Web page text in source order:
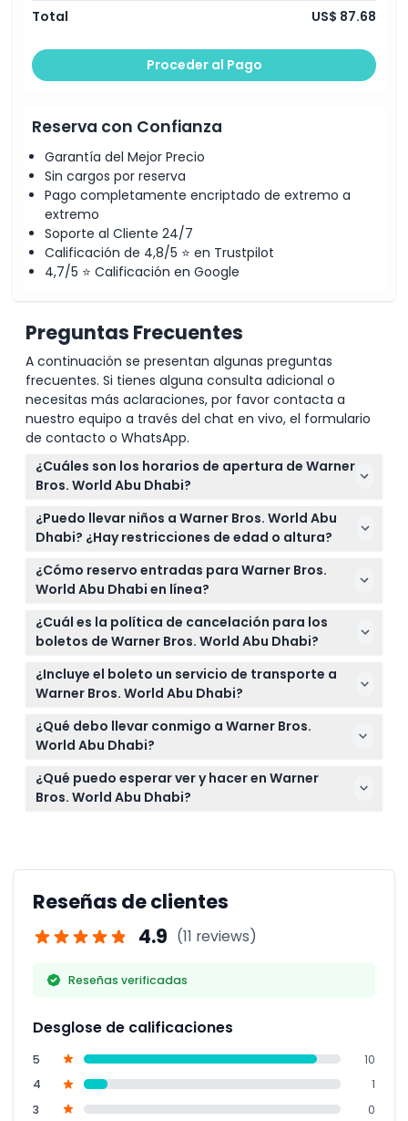
Total
US$ 87.68
Proceder al Pago
Reserva con Confianza
Garantía del Mejor Precio
Sin cargos por reserva
Pago completamente encriptado de extremo a
extremo
Soporte al Cliente 24/7
Calificación de 4,8/5 ⭐ en Trustpilot
4,7/5 ⭐ Calificación en Google
Preguntas Frecuentes
A continuación se presentan algunas preguntas
frecuentes. Si tienes alguna consulta adicional o
necesitas más aclaraciones, por favor contacta a
nuestro equipo a través del chat en vivo, el formulario
de contacto o WhatsApp.
¿Cuáles son los horarios de apertura de Warner
Bros. World Abu Dhabi?
Warner Bros. World Abu Dhabi generalmente está
abierto diariamente de 11:00 AM a 8:00 PM, con
algunas variaciones durante el Ramadán y las
festividades de Eid (sujeto a cambios — por favor
confirme al momento de la reserva).
¿Puedo llevar niños a Warner Bros. World Abu
Dhabi? ¿Hay restricciones de edad o altura?
Los niños de 3 años o menos entran gratis cuando
están acompañados por un padre, pero es posible
verificar la edad. Además, algunas atracciones
tienen restricciones de seguridad y altura, por lo
atracción antes de comprar los boletos.
¿Cómo reservo entradas para Warner Bros.
World Abu Dhabi en línea?
Puede reservar sus entradas fácilmente en línea
aquí mismo en este sitio web seleccionando la
acceso por adelantado.
¿Cuál es la política de cancelación para los
boletos de Warner Bros. World Abu Dhabi?
Los boletos no son reembolsables y no pueden ser
cancelados bajo ninguna circunstancia, así que por
reservar.
¿Incluye el boleto un servicio de transporte a
Warner Bros. World Abu Dhabi?
Sí, algunas opciones de boletos incluyen un servicio
de transporte gratuito hacia y desde el parque,
¿Qué debo llevar conmigo a Warner Bros.
World Abu Dhabi?
Lleve ropa y calzado cómodos para caminar, su
boleto (impreso o digital) y lo esencial como
¿Qué puedo esperar ver y hacer en Warner
Bros. World Abu Dhabi?
todas las edades.
Reseñas de clientes
4.9 (11 reviews)
Reseñas verificadas
Desglose de calificaciones
5
10
4
1
3
0